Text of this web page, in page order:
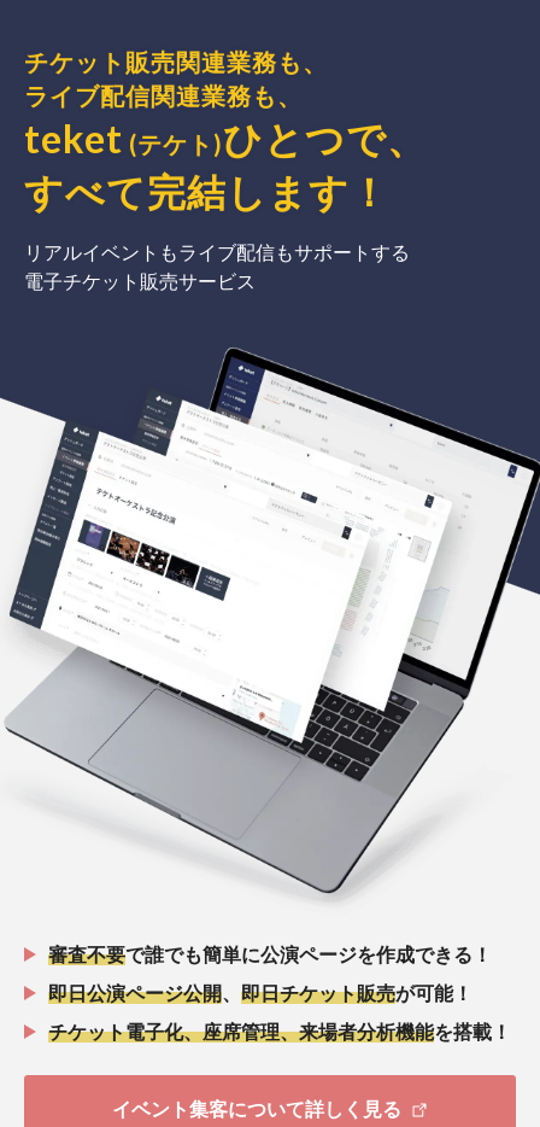
チケット販売関連業務も、
ライブ配信関連業務も、
teket (テケト)ひとつで、
すべて完結 します ！
リアルイベントもライブ配信もサポートする
電子チケット販売サービス
審査不要で誰でも簡単に公演ページを作成できる！
即日公演ページ公開
即日チケット販売が可能！
チケット電子化、座席管理、来場者分析機能を搭載！
イベント集客について詳しく見る